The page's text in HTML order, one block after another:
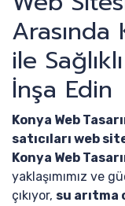
Arasında
ile
İnşa Edin
Konya Web
satıcıları web
Konya Web
yaklaşımımız ve
çıkıyor, su arıtma